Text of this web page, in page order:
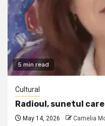
5 min read
Cultural
Radioul, sunetul
May 14, 2026 Camelia